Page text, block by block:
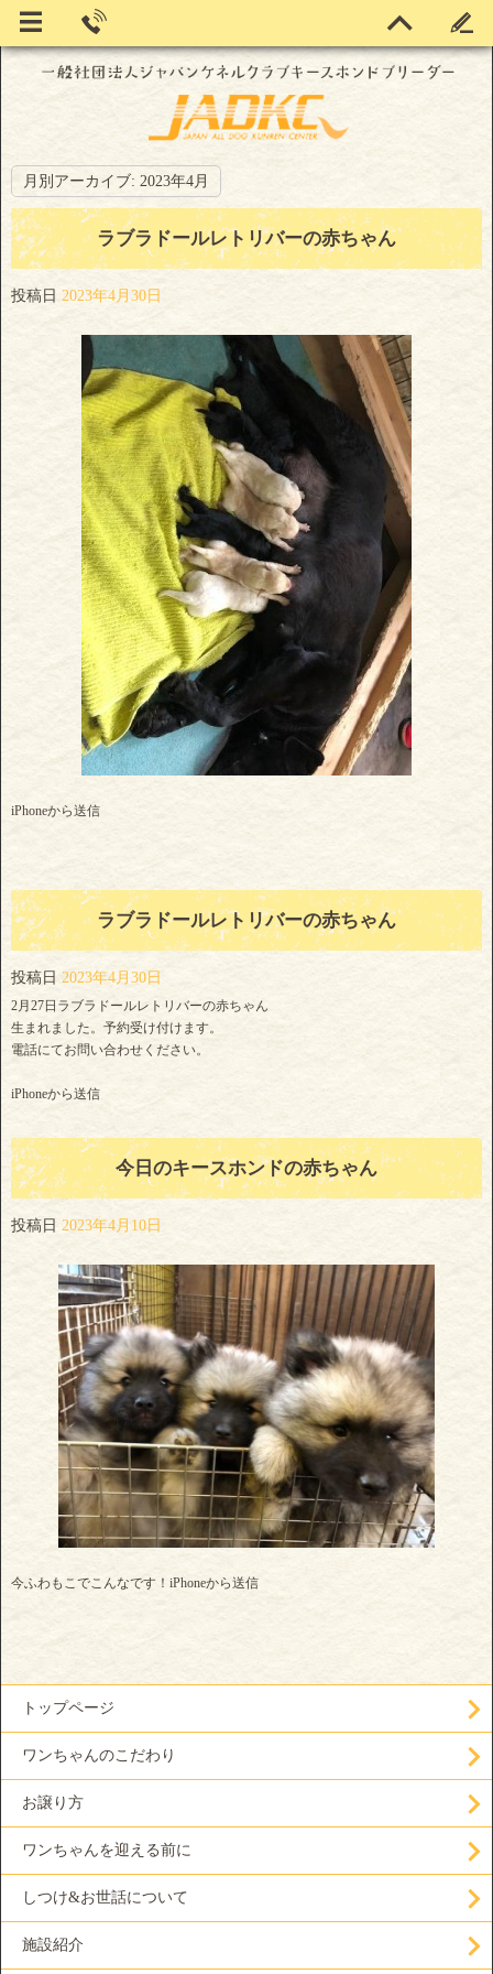
月別アーカイブ: 2023年4月
ラブラドールレトリバーの赤ちゃん
投稿日 2023年4月30日
iPhoneから送信
ラブラドールレトリバーの赤ちゃん
投稿日 2023年4月30日
2月27日ラブラドールレトリバーの赤ちゃん
生まれました。予約受け付けます。
電話にてお問い合わせください。
iPhoneから送信
今日のキースホンドの赤ちゃん
投稿日 2023年4月10日
今ふわもこでこんなです！iPhoneから送信
トップページ
ワンちゃんのこだわり
お譲り方
ワンちゃんを迎える前に
しつけ&お世話について
施設紹介